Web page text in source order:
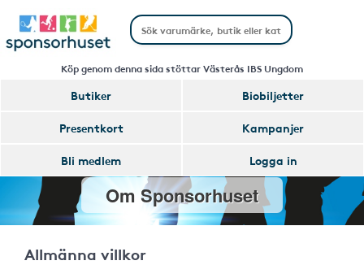
Köp genom denna sida stöttar Västerås IBS Ungdom
Butiker
Biobiljetter
Presentkort
Kampanjer
Bli medlem
Logga in
Om Sponsorhuset
Allmänna villkor